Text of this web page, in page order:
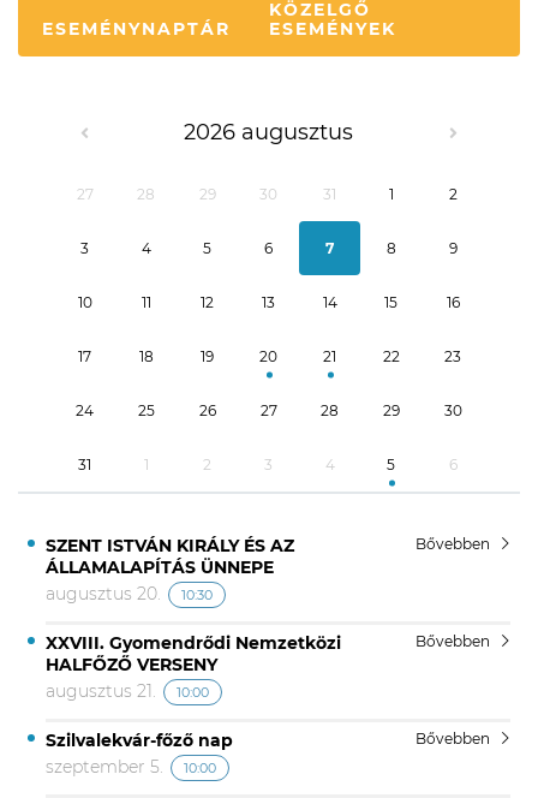
ESEMÉNYNAPTÁR
KÖZELGŐ
ESEMÉNYEK
2026 augusztus
27 28 29 30 31 1 2
3 4 5 6 7 8 9
10 11 12 13 14 15 16
17 18 19 20 21 22 23
24 25 26 27 28 29 30
31 1 2 3 4 5 6
SZENT ISTVÁN KIRÁLY ÉS AZ
ÁLLAMALAPÍTÁS ÜNNEPE
Bővebben
augusztus 20. 10:30
XXVIII. Gyomendrődi Nemzetközi
HALFŐZŐ VERSENY
Bővebben
augusztus 21. 10:00
Szilvalekvár-főző nap Bővebben
szeptember 5. 10:00